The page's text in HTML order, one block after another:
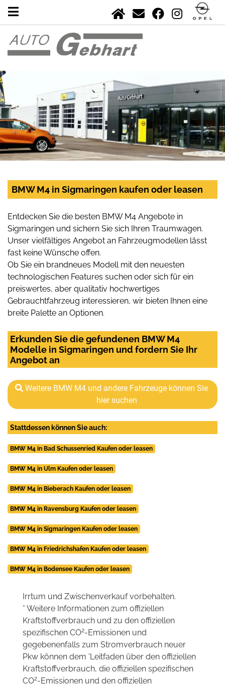
BMW M4 in Sigmaringen kaufen oder leasen
Entdecken Sie die besten BMW M4 Angebote in
Sigmaringen und sichern Sie sich Ihren Traumwagen.
Unser vielfältiges Angebot an Fahrzeugmodellen lässt
fast keine Wünsche offen.
Ob Sie ein brandneues Modell mit den neuesten
technologischen Features suchen oder sich für ein
preiswertes, aber qualitativ hochwertiges
Gebrauchtfahrzeug interessieren, wir bieten Ihnen eine
breite Palette an Optionen.
Erkunden Sie die gefundenen BMW M4
Modelle in Sigmaringen und fordern Sie Ihr
Angebot an
Weitere BMW M4 und andere Fahrzeuge können Sie
hier suchen
Stattdessen können Sie auch:
BMW M4 in Bad Schussenried Kaufen oder leasen
BMW M4 in Ulm Kaufen oder leasen
BMW M4 in Bieberach Kaufen oder leasen
BMW M4 in Ravensburg Kaufen oder leasen
BMW M4 in Sigmaringen Kaufen oder leasen
BMW M4 in Friedrichshafen Kaufen oder leasen
BMW M4 in Bodensee Kaufen oder leasen
Irrtum und Zwischenverkauf vorbehalten.
* Weitere Informationen zum offiziellen
Kraftstoffverbrauch und zu den offiziellen
spezifischen CO2-Emissionen und
gegebenenfalls zum Stromverbrauch neuer
Pkw können dem 'Leitfaden über den offiziellen
Kraftstoffverbrauch, die offiziellen spezifischen
CO2-Emissionen und den offiziellen